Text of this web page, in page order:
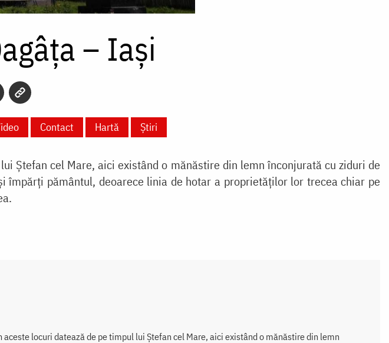
– Iași
Contact Hartă Știri
Ştefan cel Mare, aici existând o mănăstire din lemn înconjurată cu ziduri de
pământul, deoarece linia de hotar a proprietăţilor lor trecea chiar pe
locuri datează de pe timpul lui Ştefan cel Mare, aici existând o mănăstire din lemn